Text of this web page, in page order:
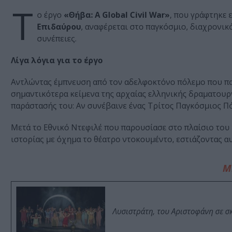
Τ ο έργο «Θήβα: A Global Civil War», που γράφτηκε
Επιδαύρου, αναφέρεται στο παγκόσμιο,
συνέπειες.
Λίγα λόγια για το έργο
Αντλώντας έμπνευση από τον αδελφοκτόνο πόλεμο που
σημαντικότερα κείμενα της αρχαίας ελληνικής
παράστασής του: Αν συνέβαινε ένας Τρίτος Παγκόσμιος
Μετά το Εθνικό Ντεφιλέ που παρουσίασε στο πλαίσιο
ιστορίας με όχημα το θέατρο ντοκουμέντο,
Λυσιστράτη, του Αριστοφάνη σε